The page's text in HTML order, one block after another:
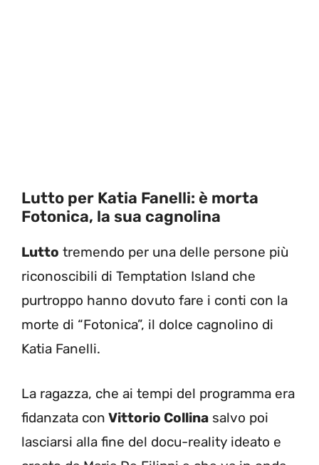
Lutto per Katia Fanelli: è morta
Fotonica, la sua cagnolina
Lutto tremendo per una delle persone più
riconoscibili di Temptation Island che
purtroppo hanno dovuto fare i conti con la
morte di “Fotonica”, il dolce cagnolino di
Katia Fanelli.
La ragazza, che ai tempi del programma era
fidanzata con Vittorio Collina salvo poi
lasciarsi alla fine del docu-reality ideato e